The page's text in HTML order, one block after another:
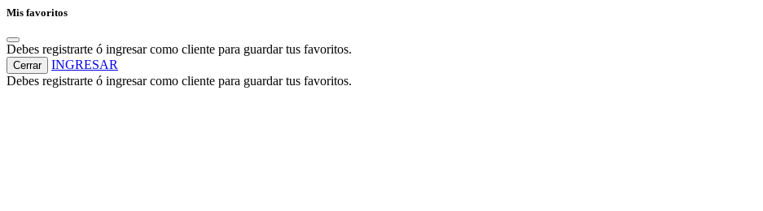
Mis favoritos
Debes registrarte ó ingresar como cliente para guardar tus favoritos.
Cerrar
INGRESAR
Debes registrarte ó ingresar como cliente para guardar tus favoritos.